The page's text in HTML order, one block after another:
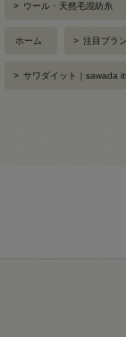
> ウール・天然毛混紡糸
ホーム > 注目ブラ
> サワダイット｜sawada